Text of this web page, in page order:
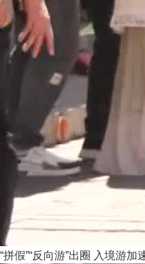
“拼假”“反向游”出圈 入境游加